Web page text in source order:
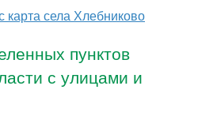
карта села Хлебниково
пунктов
с улицами и